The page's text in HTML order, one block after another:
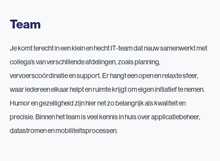
Team
Je komt terecht in een klein en hecht IT-team dat nauw samenwerkt met
collega’s van verschillende afdelingen, zoals planning,
vervoerscoördinatie en support. Er hangt een open en relaxte sfeer,
waar iedereen elkaar helpt en ruimte krijgt om eigen initiatief te nemen.
Humor en gezelligheid zijn hier net zo belangrijk als kwaliteit en
precisie. Binnen het team is veel kennis in huis over applicatiebeheer,
datastromen en mobiliteitsprocessen.